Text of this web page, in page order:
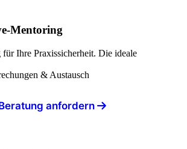
Mentoring
Ihre Praxissicherheit. Die ideale
& Austausch
anfordern